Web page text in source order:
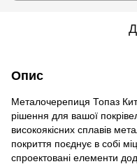
Опис
Металочерепиця Топаз
рішення для вашої
високоякісних сплавів
покриття поєднує в собі
спроектовані елементи